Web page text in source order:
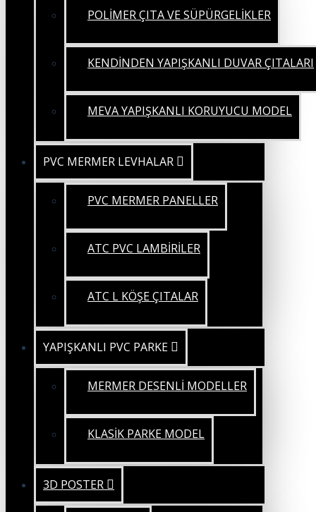
POLİMER ÇITA VE SÜPÜRGELİKLER
KENDİNDEN YAPIŞKANLI DUVAR ÇITALARI
MEVA YAPIŞKANLI KORUYUCU MODEL
PVC MERMER LEVHALAR
PVC MERMER PANELLER
ATC PVC LAMBİRİLER
ATC L KÖŞE ÇITALAR
YAPIŞKANLI PVC PARKE
MERMER DESENLİ MODELLER
KLASİK PARKE MODEL
3D POSTER